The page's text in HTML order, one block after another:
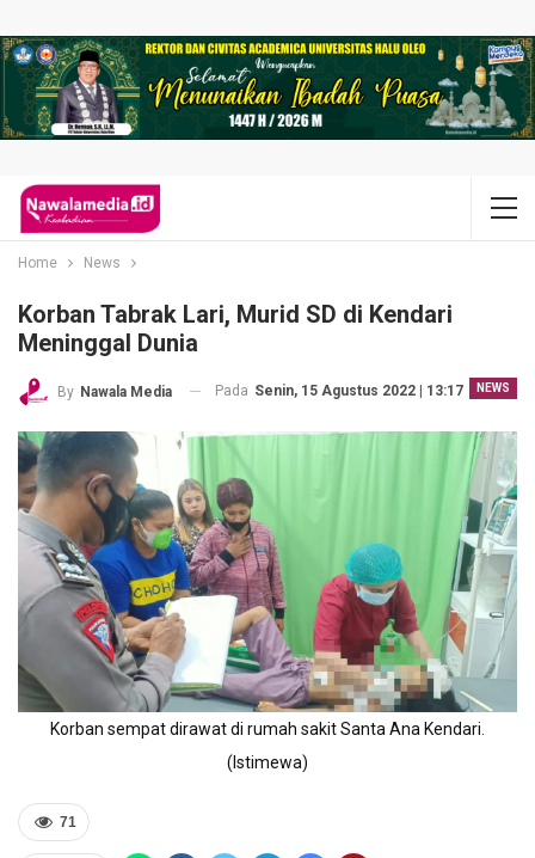
Home News
Korban Tabrak Lari, Murid SD di Kendari
Meninggal Dunia
NEWS
By Nawala Media Pada Senin, 15 Agustus 2022 | 13:17
Korban sempat dirawat di rumah sakit Santa Ana Kendari.
(Istimewa)
71